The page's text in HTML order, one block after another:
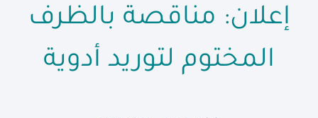
إعلان: مناقصة بالظرف
المختوم لتوريد أدوية